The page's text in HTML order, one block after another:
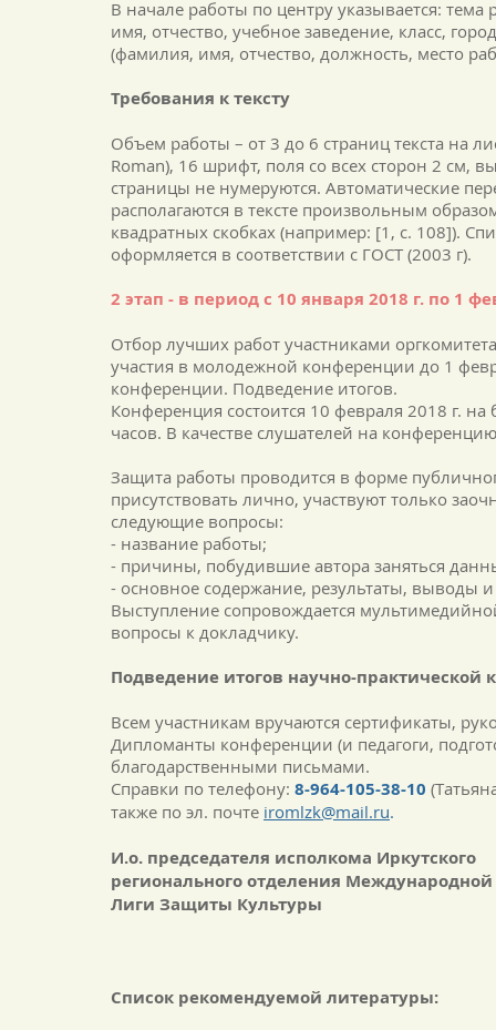
В начале работы по центру указывается:
имя, отчество, учебное заведение, класс,
(фамилия, имя, отчество, должность, место
Требования к тексту
Объем работы – от 3 до 6 страниц текста на
Roman), 16 шрифт, поля со всех сторон 2 см,
страницы не нумеруются. Автоматические
располагаются в тексте произвольным
квадратных скобках (например: [1, с. 108]).
оформляется в соответствии с ГОСТ (2003 г).
2 этап - в период с 10 января 2018 г. по 1
Отбор лучших работ участниками
участия в молодежной конференции до 1
конференции. Подведение итогов.
Конференция состоится 10 февраля 2018 г.
часов. В качестве слушателей на
Защита работы проводится в форме
присутствовать лично, участвуют только
следующие вопросы:
- название работы;
- причины, побудившие автора заняться
- основное содержание, результаты, выводы
Выступление сопровождается
вопросы к докладчику.
Подведение итогов научно-практической
Всем участникам вручаются сертификаты,
Дипломанты конференции (и педагоги,
благодарственными письмами.
Справки по телефону: 8-964-105-38-10
также по эл. почте iromlzk@mail.ru.
И.о. председателя исполкома Иркутского
регионального отделения Международной
Лиги Защиты Культуры
Список рекомендуемой литературы: